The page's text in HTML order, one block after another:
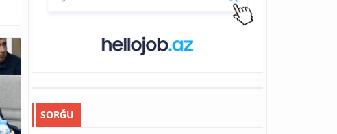
SORĞU